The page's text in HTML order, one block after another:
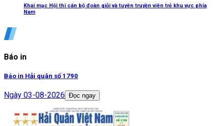
Khai mạc Hội thi cán bộ đoàn giỏi và tuyên truyền viên trẻ khu vực phía
Nam
Báo in
Báo in Hải quân số 1790
Ngày 03-08-2026 Đọc ngay